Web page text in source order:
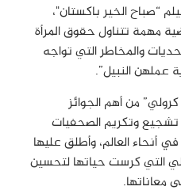
“صباح الخير باكستان"،
مهمة تتناول حقوق المرأة
والمخاطر التي تواجه
عملهن النبيل”.
من أهم الجوائز
وتكريم الصحفيات
أنحاء العالم، وأطلق عليها
التي كرست حياتها لتحسين
معاناتها.